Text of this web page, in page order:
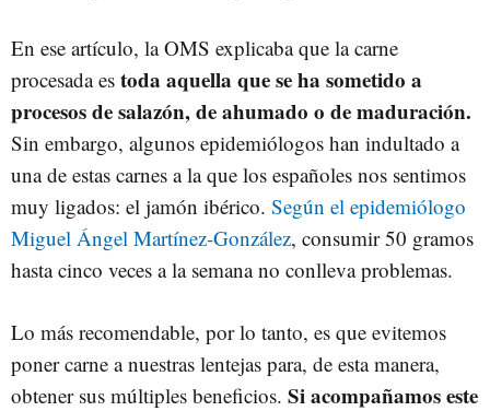
En ese artículo, la OMS explicaba que la carne
procesada es toda aquella que se ha sometido a
procesos de salazón, de ahumado o de maduración.
Sin embargo, algunos epidemiólogos han indultado a
una de estas carnes a la que los españoles nos sentimos
muy ligados: el jamón ibérico. Según el epidemiólogo
Miguel Ángel Martínez-González, consumir 50 gramos
hasta cinco veces a la semana no conlleva problemas.
Lo más recomendable, por lo tanto, es que evitemos
poner carne a nuestras lentejas para, de esta manera,
obtener sus múltiples beneficios. Si acompañamos este